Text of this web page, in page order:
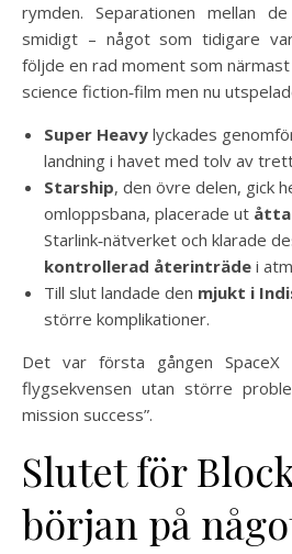
rymden. Separationen mellan
smidigt – något som tidigare
följde en rad moment som
science fiction‑film men nu
Super Heavy lyckades
landning i havet med tolv av
Starship, den övre delen, gick
omloppsbana, placerade ut
Starlink‑nätverket och klarade
kontrollerad återinträde i
Till slut landade den mjukt i
större komplikationer.
Det var första gången SpaceX
flygsekvensen utan större
mission success”.
Slutet för
början på